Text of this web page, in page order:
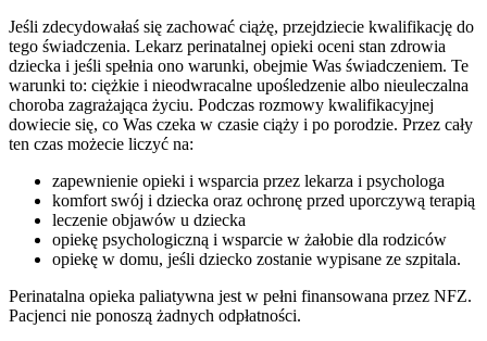
Jeśli zdecydowałaś się zachować ciążę, przejdziecie kwalifikację do
tego świadczenia. Lekarz perinatalnej opieki oceni stan zdrowia
dziecka i jeśli spełnia ono warunki, obejmie Was świadczeniem. Te
warunki to: ciężkie i nieodwracalne upośledzenie albo nieuleczalna
choroba zagrażająca życiu. Podczas rozmowy kwalifikacyjnej
dowiecie się, co Was czeka w czasie ciąży i po porodzie. Przez cały
ten czas możecie liczyć na:
zapewnienie opieki i wsparcia przez lekarza i psychologa
komfort swój i dziecka oraz ochronę przed uporczywą terapią
leczenie objawów u dziecka
opiekę psychologiczną i wsparcie w żałobie dla rodziców
opiekę w domu, jeśli dziecko zostanie wypisane ze szpitala.
Perinatalna opieka paliatywna jest w pełni finansowana przez NFZ.
Pacjenci nie ponoszą żadnych odpłatności.